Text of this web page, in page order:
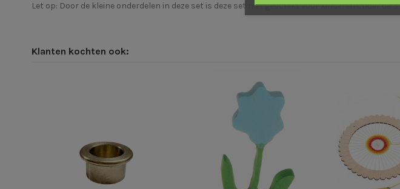
Let op: Door de kleine onderdelen in deze set is deze set niet geschikt voor kinderen onder de 3.
Klanten kochten ook: